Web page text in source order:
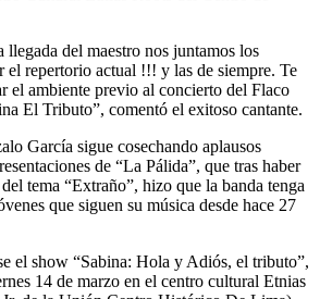
llegada del maestro nos juntamos los
el repertorio actual !!! y las de siempre. Te
el ambiente previo al concierto del Flaco
El Tributo”, comentó el exitoso cantante.
García sigue cosechando aplausos
de “La Pálida”, que tras haber
tema “Extraño”, hizo que la banda tenga
que siguen su música desde hace 27
el show “Sabina: Hola y Adiós, el tributo”,
14 de marzo en el centro cultural Etnias